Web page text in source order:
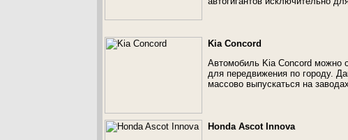
Kia Concord
Автомобиль Kia Concord можно
для передвижения по городу.
массово выпускаться на
Honda Ascot Innova